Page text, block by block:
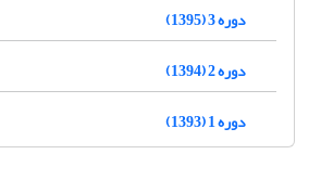
دوره 3 (1395)
دوره 2 (1394)
دوره 1 (1393)